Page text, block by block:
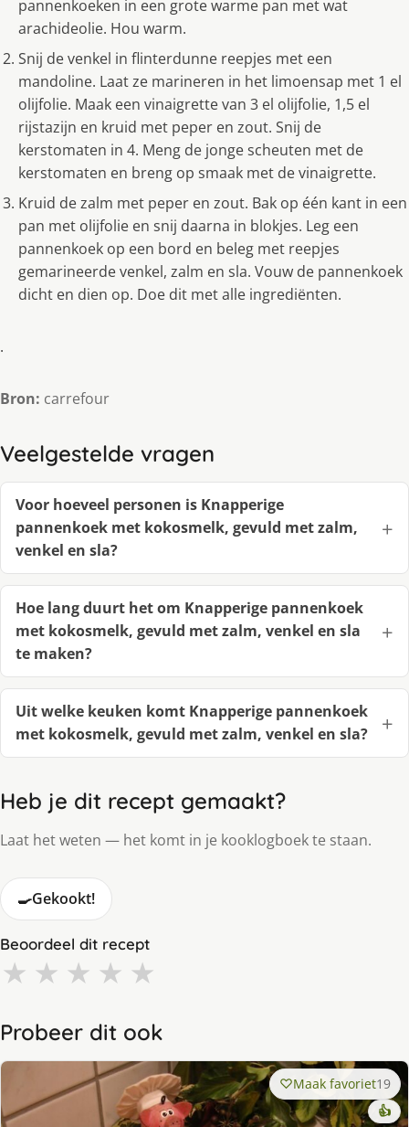
pannenkoeken in een grote warme pan met wat
arachideolie. Hou warm.
Snij de venkel in flinterdunne reepjes met een
mandoline. Laat ze marineren in het limoensap met 1 el
olijfolie. Maak een vinaigrette van 3 el olijfolie, 1,5 el
rijstazijn en kruid met peper en zout. Snij de
kerstomaten in 4. Meng de jonge scheuten met de
kerstomaten en breng op smaak met de vinaigrette.
Kruid de zalm met peper en zout. Bak op één kant in een
pan met olijfolie en snij daarna in blokjes. Leg een
pannenkoek op een bord en beleg met reepjes
gemarineerde venkel, zalm en sla. Vouw de pannenkoek
dicht en dien op. Doe dit met alle ingrediënten.
.
Bron: carrefour
Veelgestelde vragen
Voor hoeveel personen is Knapperige
pannenkoek met kokosmelk, gevuld met zalm,
venkel en sla?
Hoe lang duurt het om Knapperige pannenkoek
met kokosmelk, gevuld met zalm, venkel en sla
te maken?
Uit welke keuken komt Knapperige pannenkoek
met kokosmelk, gevuld met zalm, venkel en sla?
Heb je dit recept gemaakt?
Laat het weten — het komt in je kooklogboek te staan.
🍳Gekookt!
Beoordeel dit recept
★ ★ ★ ★ ★
Probeer dit ook
Maak favoriet19
👍